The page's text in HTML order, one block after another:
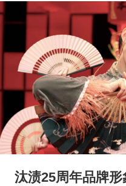
汰渍25周年品牌